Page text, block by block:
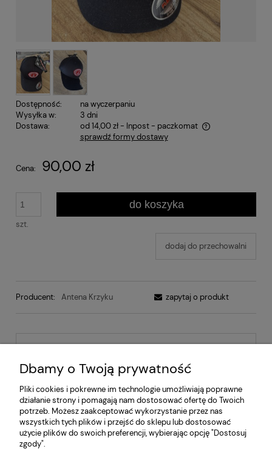
Dostępność:
na wyczerpaniu
Wysyłka w:
3 dni
Dostawa:
od 14,00 zł - Inpost - paczkomat
Cena nie zawiera ewentualnych kosztów płatności
sprawdź formy dostawy
Cena: 90,00 zł
szt.
do koszyka
dodaj do przechowalni
Producent: Antena Krzyku zapytaj o produkt
Cena nie zawiera ewentualnych kosztów płatności
Dostępne rozmiary S/M, L/XL, XXL. W uwagach w zamówieniu
zaznacz wybrany rozmiar.
Dbamy o Twoją prywatność
Pliki cookies i pokrewne im technologie umożliwiają poprawne
działanie strony i pomagają nam dostosować ofertę do Twoich
potrzeb. Możesz zaakceptować wykorzystanie przez nas
wszystkich tych plików i przejść do sklepu lub dostosować
użycie plików do swoich preferencji, wybierając opcję "Dostosuj
zgody".